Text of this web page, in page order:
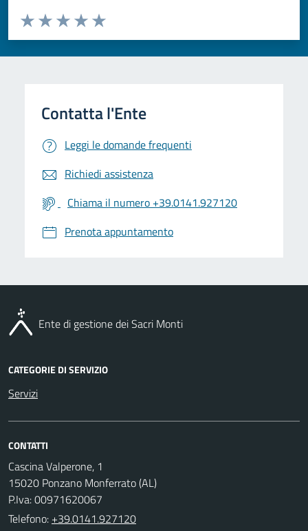
Valuta da 1 a 5 stelle la pagina
Valuta 5 stelle su 5
Valuta 4 stelle su 5
Valuta 3 stelle su 5
Valuta 2 stelle su 5
Valuta 1 stelle su 5
Leggi le domande frequenti
Richiedi assistenza
Chiama il numero +39.0141.927120
Prenota appuntamento
Ente di gestione dei Sacri Monti
CATEGORIE DI SERVIZIO
Servizi
CONTATTI
Cascina Valperone, 1
15020 Ponzano Monferrato (AL)
P.Iva: 00971620067
Telefono: +39.0141.927120